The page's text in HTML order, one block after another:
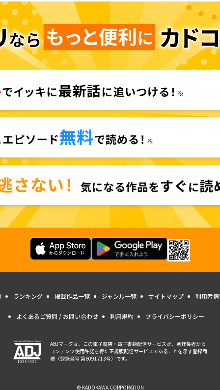
ランキング 掲載作品一覧 ジャンル一覧 サイトマップ 利用者
よくあるご質問 / お問い合わせ 利用規約 プライバシーポリシー
ABJマークは、この電子書店・電子書籍配信サービスが、著作権者から
コンテンツ使用許諾を得た正規版配信サービスであることを示す登録商
標（登録番号 第6091713号）です。
© KADOKAWA CORPORATION